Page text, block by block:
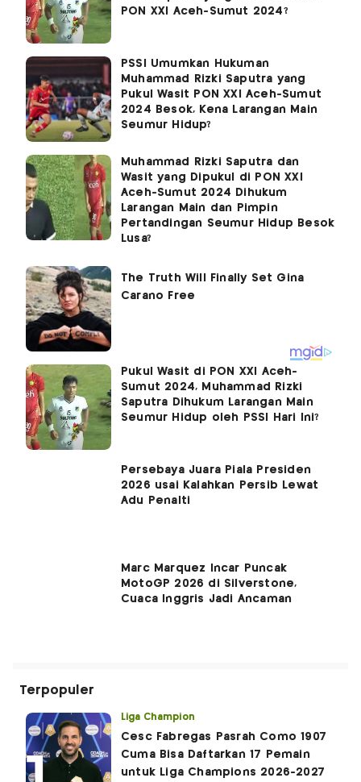
PON XXI Aceh-Sumut 2024?
PSSI Umumkan Hukuman
Muhammad Rizki Saputra yang
Pukul Wasit PON XXI Aceh-Sumut
2024 Besok, Kena Larangan Main
Seumur Hidup?
Muhammad Rizki Saputra dan
Wasit yang Dipukul di PON XXI
Aceh-Sumut 2024 Dihukum
Larangan Main dan Pimpin
Pertandingan Seumur Hidup Besok
Lusa?
Pukul Wasit di PON XXI Aceh-
Sumut 2024, Muhammad Rizki
Saputra Dihukum Larangan Main
Seumur Hidup oleh PSSI Hari Ini?
Persebaya Juara Piala Presiden
2026 usai Kalahkan Persib Lewat
Adu Penalti
Marc Marquez Incar Puncak
MotoGP 2026 di Silverstone,
Cuaca Inggris Jadi Ancaman
Terpopuler
Liga Champion
Cesc Fabregas Pasrah Como 1907
Cuma Bisa Daftarkan 17 Pemain
untuk Liga Champions 2026-2027